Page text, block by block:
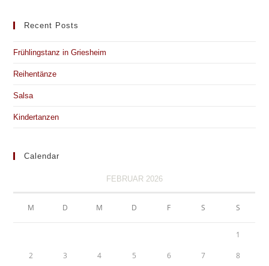
Recent Posts
Frühlingstanz in Griesheim
Reihentänze
Salsa
Kindertanzen
Calendar
FEBRUAR 2026
M D M D F S S
1
2 3 4 5 6 7 8